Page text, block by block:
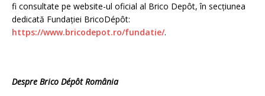
fi consultate pe website-ul oficial al Brico Depôt, în secțiunea
dedicată Fundației BricoDépôt:
https://www.bricodepot.ro/fundatie/.
Despre Brico Dépôt România